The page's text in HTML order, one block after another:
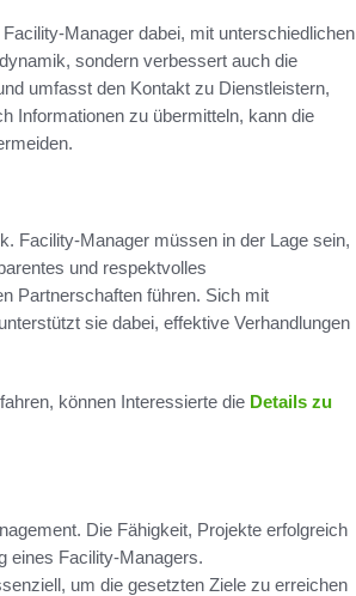
Manager dabei, mit unterschiedlichen
sondern verbessert auch die
umfasst den Kontakt zu Dienstleistern,
Informationen zu übermitteln, kann die
Facility-Manager müssen in der Lage sein,
und respektvolles
Partnerschaften führen. Sich mit
sie dabei, effektive Verhandlungen
können Interessierte die Details zu
Die Fähigkeit, Projekte erfolgreich
eines Facility-Managers.
um die gesetzten Ziele zu erreichen